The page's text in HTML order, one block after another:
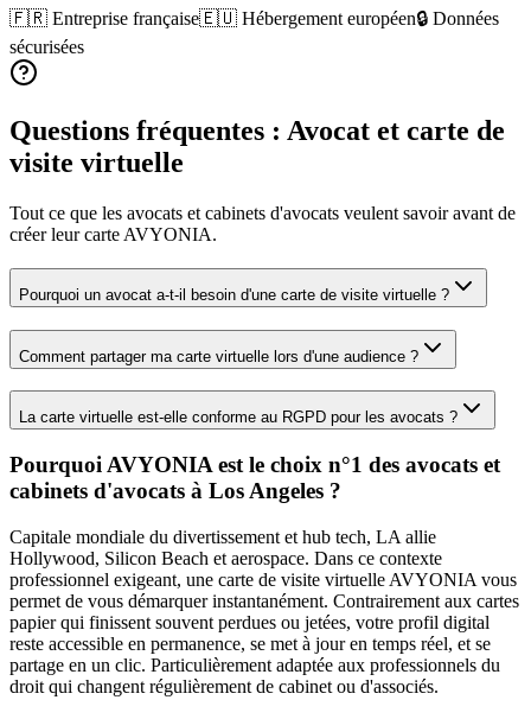
🇫🇷 Entreprise française🇪🇺 Hébergement européen🔒 Données
sécurisées
Questions fréquentes : Avocat et carte de
visite virtuelle
Tout ce que les avocats et cabinets d'avocats veulent savoir avant de
créer leur carte AVYONIA.
Pourquoi un avocat a-t-il besoin d'une carte de visite virtuelle ?
Comment partager ma carte virtuelle lors d'une audience ?
La carte virtuelle est-elle conforme au RGPD pour les avocats ?
Pourquoi AVYONIA est le choix n°1 des avocats et
cabinets d'avocats à Los Angeles ?
Capitale mondiale du divertissement et hub tech, LA allie
Hollywood, Silicon Beach et aerospace. Dans ce contexte
professionnel exigeant, une carte de visite virtuelle AVYONIA vous
permet de vous démarquer instantanément. Contrairement aux cartes
papier qui finissent souvent perdues ou jetées, votre profil digital
reste accessible en permanence, se met à jour en temps réel, et se
partage en un clic. Particulièrement adaptée aux professionnels du
droit qui changent régulièrement de cabinet ou d'associés.